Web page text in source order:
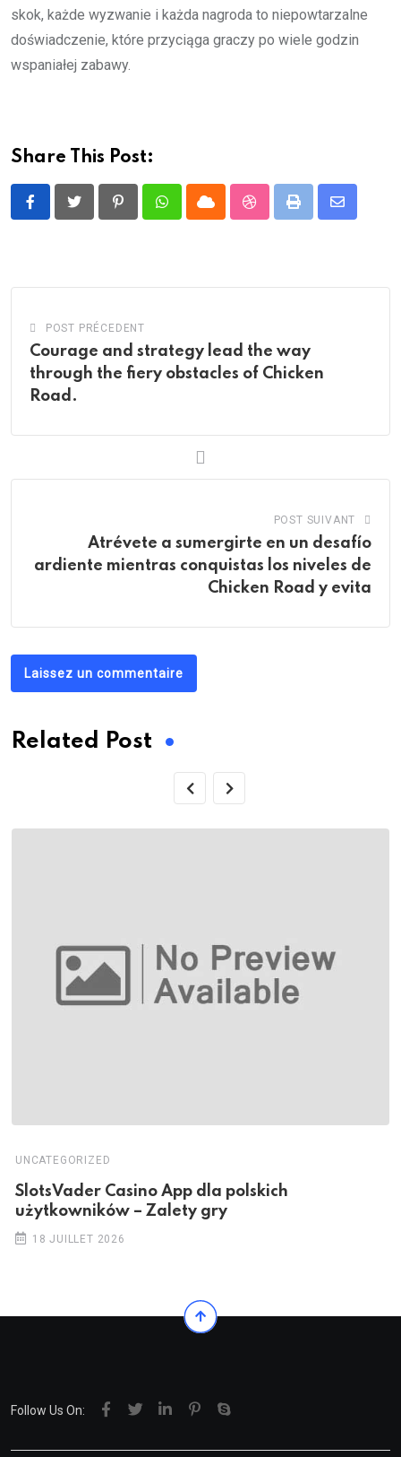
skok, każde wyzwanie i każda nagroda to niepowtarzalne
doświadczenie, które przyciąga graczy po wiele godzin
wspaniałej zabawy.
Share This Post:
PinterestWhatsappCloud StumbleUpon
Print
Share
POST PRÉCEDENT
Courage and strategy lead the way
through the fiery obstacles of Chicken
Road.
POST SUIVANT
Atrévete a sumergirte en un desafío
ardiente mientras conquistas los niveles de
Chicken Road y evita
Laissez un commentaire
Related Post
UNCATEGORIZED
SlotsVader Casino App dla polskich
użytkowników – Zalety gry
18 JUILLET 2026
Follow Us On: